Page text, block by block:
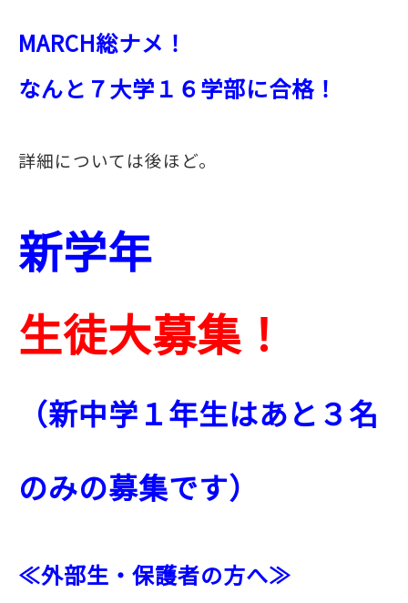
MARCH総ナメ！
なんと７大学１６学部に合格！
詳細については後ほど。
新学年
生徒大募集！
（新中学１年生はあと３名
のみの募集です）
≪外部生・保護者の方へ≫